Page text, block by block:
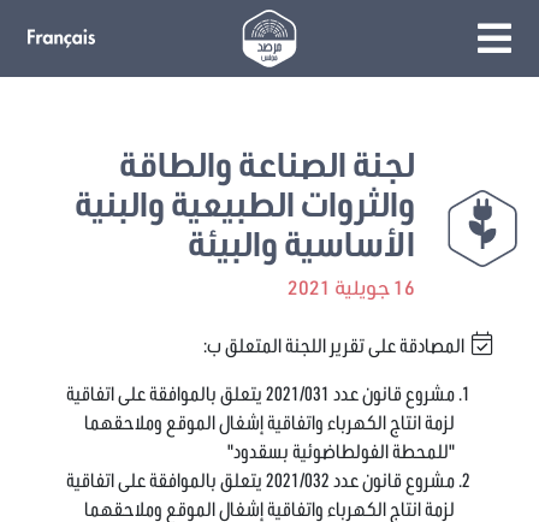
لجنة الصناعة والطاقة
والثروات الطبيعية والبنية
الأساسية والبيئة
16 جويلية 2021
المصادقة على تقرير اللجنة المتعلق ب:
مشروع قانون عدد 2021/031 يتعلق بالموافقة على اتفاقية
لزمة انتاج الكهرباء واتفاقية إشغال الموقع وملاحقهما
"للمحطة الفولطاضوئية بسقدود"
مشروع قانون عدد 2021/032 يتعلق بالموافقة على اتفاقية
لزمة انتاج الكهرباء واتفاقية إشغال الموقع وملاحقهما